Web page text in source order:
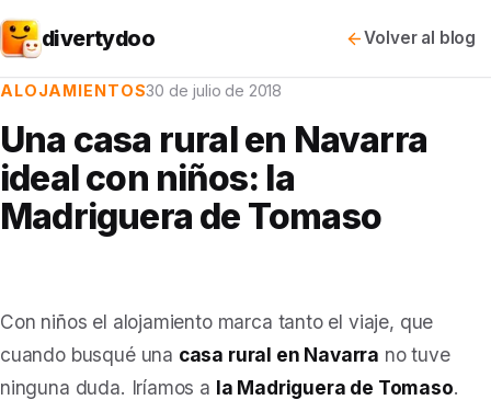
divertydoo Volver al blog
ALOJAMIENTOS30 de julio de 2018
Una casa rural en Navarra
ideal con niños: la
Madriguera de Tomaso
Con niños el alojamiento marca tanto el viaje, que
cuando busqué una casa rural en Navarra no tuve
ninguna duda. Iríamos a la Madriguera de Tomaso.